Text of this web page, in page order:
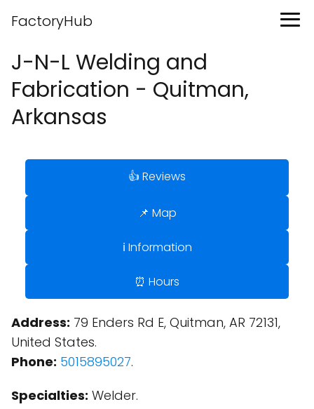
FactoryHub
J-N-L Welding and
Fabrication - Quitman,
Arkansas
👍 Reviews
📌 Map
ℹ️ Information
⏰ Hours
Address: 79 Enders Rd E, Quitman, AR 72131,
United States.
Phone: 5015895027.
Specialties: Welder.